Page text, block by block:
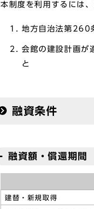
本制度を利用するには
地方自治法第260
会館の建設計画が
と
融資条件
融資額・償還期間
建替・新規取得